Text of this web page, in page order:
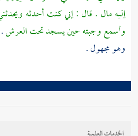
إليه مال . قال : إني كنت أحدثه
وأسمع وجبته حين يسجد تحت العرش
وهو مجهول .